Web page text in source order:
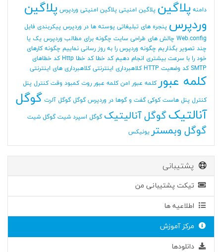
دامنه پلاگین پلاگین امنیتی پلاگین امنیتی وردپرس پلاگین
وردپرس پنجره های تبلیغاتی پوسته ها در وردپرس پیکربندی فایل
Web.config چالش های طراحی سایت چگونه برای مطالب وردپرس یک یا
چند تصویر بگذاریم چگونه وردپرس را به روز رسانی نماییم چگونه کارهای
خود را با سرعت بیشتری انجام دهیم کد خطا کد خطا Http
کد خطاهای
SMTP کد وضعیت HTTP کلاهبرداری اینترنتی کلاهبرداری های اینترنتی
کلمه عبور کلمه عبور امن کلمه عبور روت کمبود وقت کنترل پنل
کنترل پنل هاست کوکی گفت و گوها در وردپرس گوگل گوگل آلرت گوگل
آنالتیکگوگل آنالیتیک گوگل اسپرد شیت گوگل شیت
گوگل وبمستر یونیکس
پشتیبانی
تیکت پشتیبانی من
اطلاعیه ها
مرکز آموزش
دانلودها